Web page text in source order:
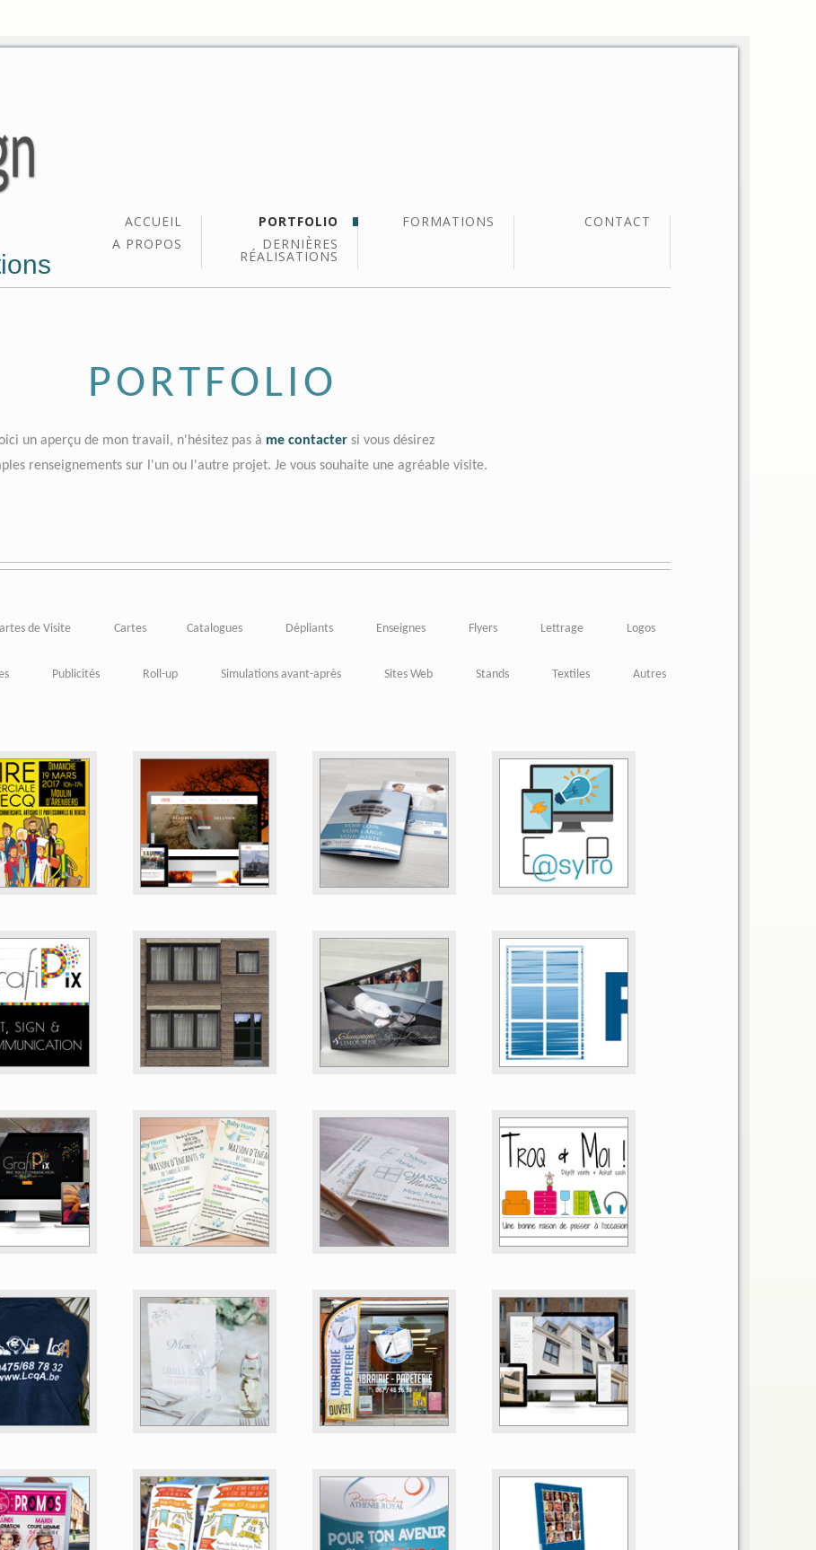
ACCUEIL
A PROPOS
PORTFOLIO
DERNIÈRES
RÉALISATIONS
FORMATIONS CONTACT
PORTFOLIO
un aperçu de mon travail, n'hésitez pas à me contacter si vous désirez
renseignements sur l'un ou l'autre projet. Je vous souhaite une agréable visite.
de Visite Cartes Catalogues Dépliants Enseignes Flyers Lettrage Logos
Publicités Roll-up Simulations avant-après Sites Web Stands Textiles Autres